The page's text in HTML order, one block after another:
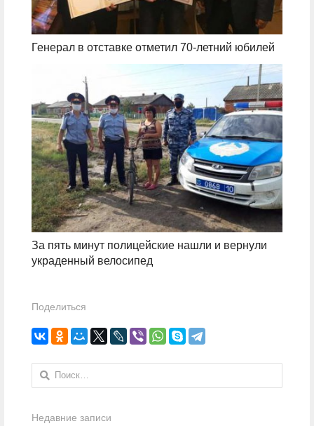
Генерал в отставке отметил 70-летний юбилей
За пять минут полицейские нашли и вернули
украденный велосипед
Поделиться
Найти:
Недавние записи